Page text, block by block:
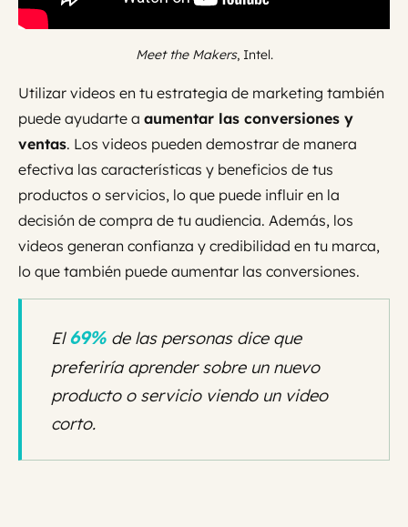
Meet the Makers, Intel.
Utilizar videos en tu estrategia de marketing también
puede ayudarte a aumentar las conversiones y
ventas. Los videos pueden demostrar de manera
efectiva las características y beneficios de tus
productos o servicios, lo que puede influir en la
decisión de compra de tu audiencia. Además, los
videos generan confianza y credibilidad en tu marca,
lo que también puede aumentar las conversiones.
El69% de las personas dice que
preferiría aprender sobre un nuevo
producto o servicio viendo un video
corto.